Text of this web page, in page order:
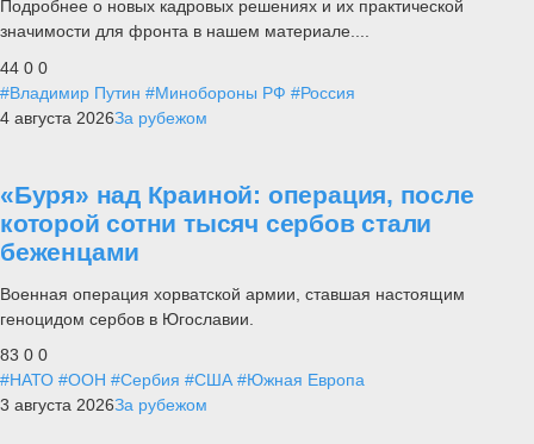
Подробнее о новых кадровых решениях и их практической
значимости для фронта в нашем материале....
44 0 0
#Владимир Путин #Минобороны РФ #Россия
4 августа 2026За рубежом
«Буря» над Краиной: операция, после
которой сотни тысяч сербов стали
беженцами
Военная операция хорватской армии, ставшая настоящим
геноцидом сербов в Югославии.
83 0 0
#НАТО #ООН #Сербия #США #Южная Европа
3 августа 2026За рубежом